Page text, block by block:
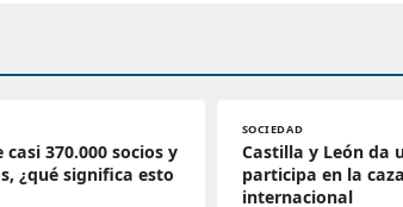
casi 370.000 socios y
¿qué significa esto
SOCIEDAD
Castilla y León da
participa en la
internacional